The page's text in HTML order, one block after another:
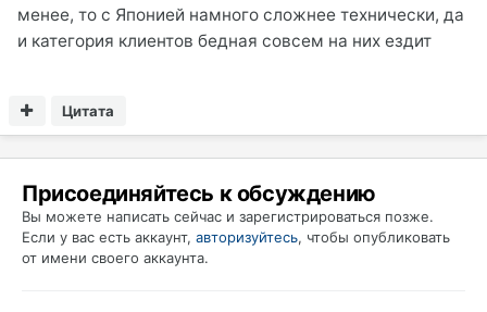
менее, то с Японией намного сложнее технически, да
и категория клиентов бедная совсем на них ездит
Цитата
Присоединяйтесь к обсуждению
Вы можете написать сейчас и зарегистрироваться позже.
Если у вас есть аккаунт, авторизуйтесь, чтобы опубликовать
от имени своего аккаунта.